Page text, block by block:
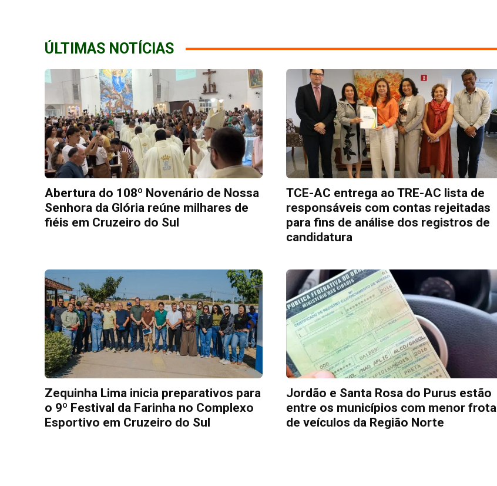
ÚLTIMAS NOTÍCIAS
Abertura do 108º Novenário de Nossa
Senhora da Glória reúne milhares de
fiéis em Cruzeiro do Sul
TCE-AC entrega ao TRE-AC lista de
responsáveis com contas rejeitadas
para fins de análise dos registros de
candidatura
Zequinha Lima inicia preparativos para
o 9º Festival da Farinha no Complexo
Esportivo em Cruzeiro do Sul
Jordão e Santa Rosa do Purus estão
entre os municípios com menor frota
de veículos da Região Norte